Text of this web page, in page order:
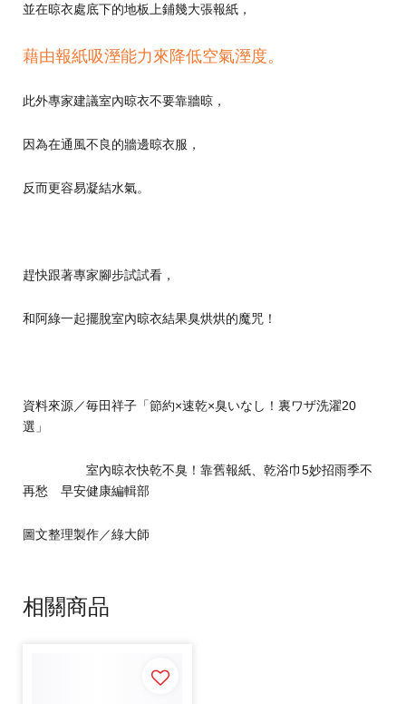
並在晾衣處底下的地板上鋪幾大張報紙，
藉由報紙吸溼能力來降低空氣溼度。
此外專家建議室內晾衣不要靠牆晾，
因為在通風不良的牆邊晾衣服，
反而更容易凝結水氣。
趕快跟著專家腳步試試看，
和阿綠一起擺脫室內晾衣結果臭烘烘的魔咒！
資料來源／毎田祥子「節約×速乾×臭いなし！裏ワザ洗濯20
選」
室內晾衣快乾不臭！靠舊報紙、乾浴巾5妙招雨季不
再愁 早安健康編輯部
圖文整理製作／綠大師
相關商品